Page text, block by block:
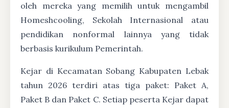
oleh mereka yang memilih untuk mengambil
Homeshcooling, Sekolah Internasional atau
pendidikan nonformal lainnya yang tidak
berbasis kurikulum Pemerintah.
Kejar di Kecamatan Sobang Kabupaten Lebak
tahun 2026 terdiri atas tiga paket: Paket A,
Paket B dan Paket C. Setiap peserta Kejar dapat